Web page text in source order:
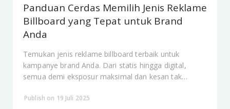
Panduan Cerdas Memilih Jenis Reklame
Billboard yang Tepat untuk Brand
Anda
Temukan jenis reklame billboard terbaik untuk
kampanye brand Anda. Dari statis hingga digital,
semua demi eksposur maksimal dan kesan tak
Publish on 19 Juli 2025